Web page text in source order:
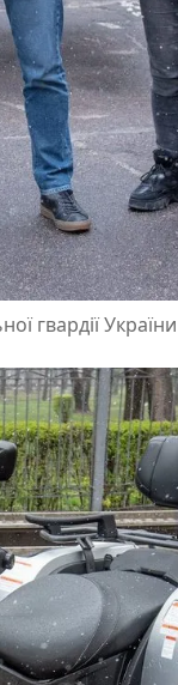
гвардії України